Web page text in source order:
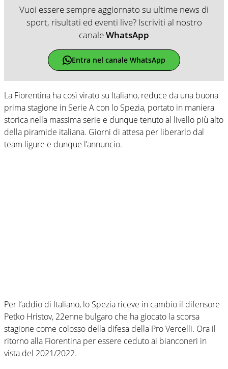
Vuoi essere sempre aggiornato su ultime news di
sport, risultati ed eventi live? Iscriviti al nostro
canaleWhatsApp
Entra nel canale WhatsApp
La Fiorentina ha così virato su Italiano, reduce da una buona
prima stagione in Serie A con lo Spezia, portato in maniera
storica nella massima serie e dunque tenuto al livello più alto
della piramide italiana. Giorni di attesa per liberarlo dal
team ligure e dunque l’annuncio.
Per l’addio di Italiano, lo Spezia riceve in cambio il difensore
Petko Hristov, 22enne bulgaro che ha giocato la scorsa
stagione come colosso della difesa della Pro Vercelli. Ora il
ritorno alla Fiorentina per essere ceduto ai bianconeri in
vista del 2021/2022.